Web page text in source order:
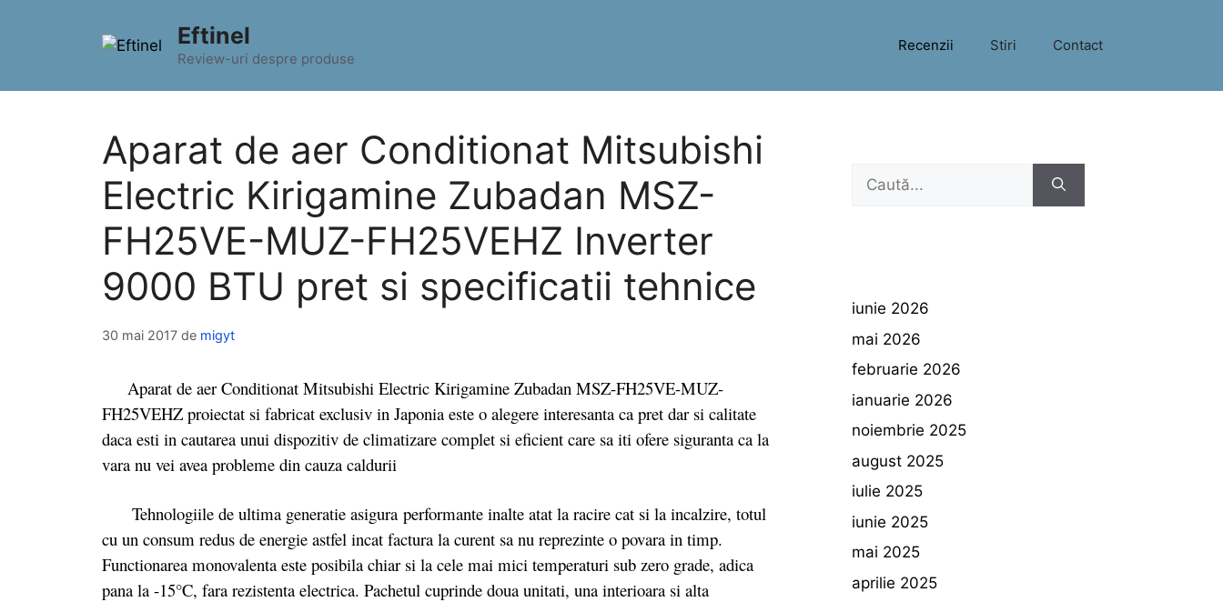
Eftinel
Review-uri despre produse
Recenzii Stiri Contact
Aparat de aer Conditionat Mitsubishi
Electric Kirigamine Zubadan MSZ-
FH25VE-MUZ-FH25VEHZ Inverter
9000 BTU pret si specificatii tehnice
30 mai 2017 de migyt
Aparat de aer Conditionat Mitsubishi Electric Kirigamine Zubadan MSZ-FH25VE-MUZ-
FH25VEHZ proiectat si fabricat exclusiv in Japonia este o alegere interesanta ca pret dar si calitate
daca esti in cautarea unui dispozitiv de climatizare complet si eficient care sa iti ofere siguranta ca la
vara nu vei avea probleme din cauza caldurii
Tehnologiile de ultima generatie asigura performante inalte atat la racire cat si la incalzire, totul
cu un consum redus de energie astfel incat factura la curent sa nu reprezinte o povara in timp.
Functionarea monovalenta este posibila chiar si la cele mai mici temperaturi sub zero grade, adica
pana la -15°C, fara rezistenta electrica. Pachetul cuprinde doua unitati, una interioara si alta
Caută
iunie 2026
mai 2026
februarie 2026
ianuarie 2026
noiembrie 2025
august 2025
iulie 2025
iunie 2025
mai 2025
aprilie 2025